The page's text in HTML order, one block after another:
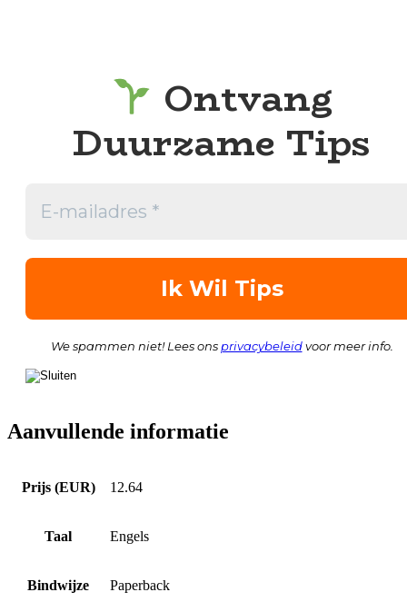
Ontvang
Duurzame Tips
We spammen niet! Lees ons privacybeleidvoor meer info.
Aanvullende informatie
Prijs (EUR) 12.64
Taal Engels
Bindwijze Paperback